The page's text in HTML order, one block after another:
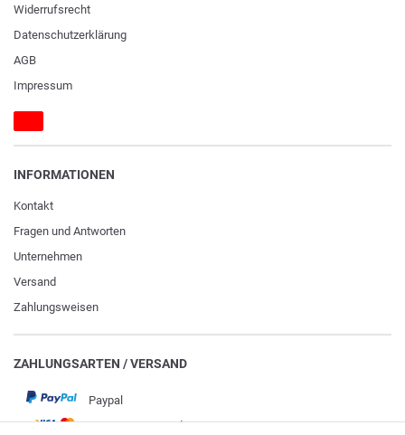
Widerrufs­recht
Daten­schutz­erklärung
AGB
Impressum
INFORMATIONEN
Kontakt
Fragen und Antworten
Unternehmen
Versand
Zahlungsweisen
ZAHLUNGSARTEN / VERSAND
Paypal
VISA / Mastercard